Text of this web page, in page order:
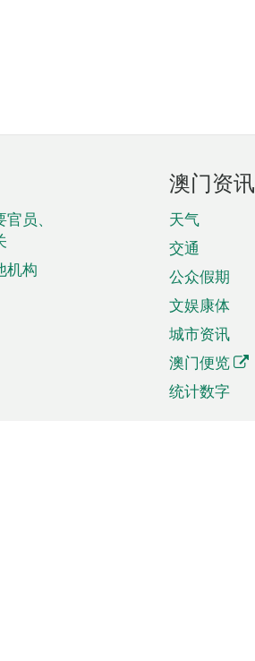
员、
机构
澳门资讯
天气
交通
公众假期
文娱康体
城市资讯
澳门便览
统计数字